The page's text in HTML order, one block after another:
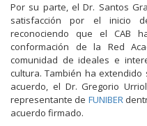
Por su parte, el Dr. Santos
satisfacción por el inicio
reconociendo que el CAB
conformación de la Red
comunidad de ideales e
cultura. También ha
acuerdo, el Dr. Gregorio
representante de FUNIBER
acuerdo firmado.